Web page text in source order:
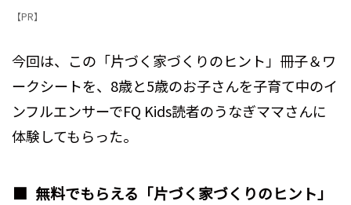
【PR】
今回は、この「片づく家づくりのヒント」冊子＆ワ
ークシートを、8歳と5歳のお子さんを子育て中のイ
ンフルエンサーでFQ Kids読者のうなぎママさんに
体験してもらった。
無料でもらえる「片づく家づくりのヒント」